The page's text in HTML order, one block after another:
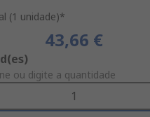
(1 unidade)*
43,66 €
ou digite a quantidade